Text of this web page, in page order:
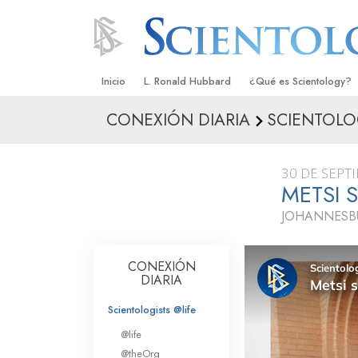
Inicio L. Ronald Hubbard ¿Qué es Scientology?
Creencias y Prácticas
Qué dicen los
Scientology
Conoce a un
Dentro de una Iglesia
Los Principios
Una Introducción a
CONEXIÓN DIARIA
30 DE
METSI
CONEXIÓN
DIARIA
Scientologists @life
@life
@theOrg